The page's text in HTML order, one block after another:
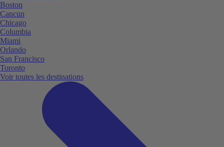
Boston
Cancun
Chicago
Columbia
Miami
Orlando
San Francisco
Toronto
Voir toutes les destinations